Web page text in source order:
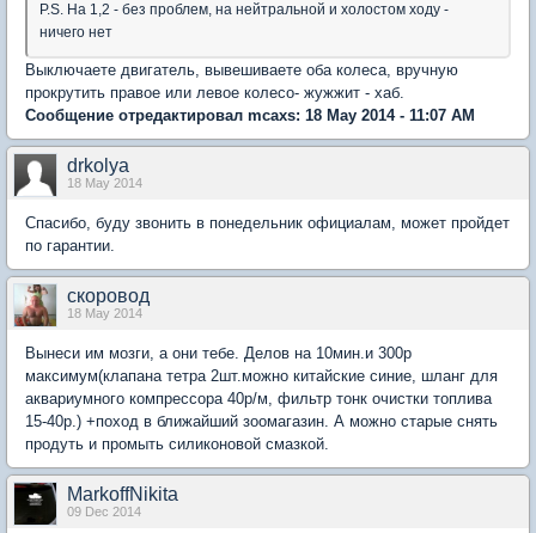
P.S. На 1,2 - без проблем, на нейтральной и холостом ходу -
ничего нет
Выключаете двигатель, вывешиваете оба колеса, вручную
прокрутить правое или левое колесо- жужжит - хаб.
Сообщение отредактировал mcaxs: 18 May 2014 - 11:07 AM
drkolya
18 May 2014
Спасибо, буду звонить в понедельник официалам, может пройдет
по гарантии.
скоровод
18 May 2014
Вынеси им мозги, а они тебе. Делов на 10мин.и 300р
максимум(клапана тетра 2шт.можно китайские синие, шланг для
аквариумного компрессора 40р/м, фильтр тонк очистки топлива
15-40р.) +поход в ближайший зоомагазин. А можно старые снять
продуть и промыть силиконовой смазкой.
MarkoffNikita
09 Dec 2014